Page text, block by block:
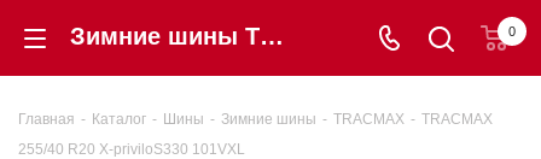
Зимние шины TRACMAX 255/40 R20 X-priviloS330 101VXL купить в интернет-магазине Шинторг 0
Главная - Каталог - Шины - Зимние шины - TRACMAX - TRACMAX
255/40 R20 X-priviloS330 101VXL